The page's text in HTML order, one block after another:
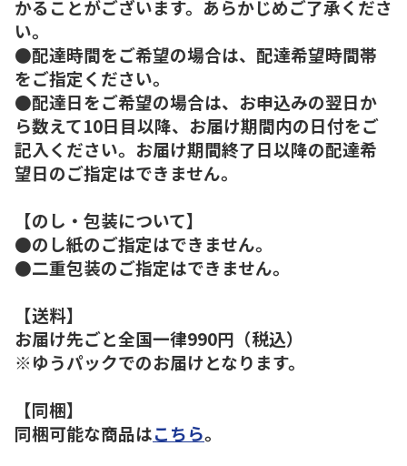
かることがございます。あらかじめご了承くださ
い。
●配達時間をご希望の場合は、配達希望時間帯
をご指定ください。
●配達日をご希望の場合は、お申込みの翌日か
ら数えて10日目以降、お届け期間内の日付をご
記入ください。お届け期間終了日以降の配達希
望日のご指定はできません。
【のし・包装について】
●のし紙のご指定はできません。
●二重包装のご指定はできません。
【送料】
お届け先ごと全国一律990円（税込）
※ゆうパックでのお届けとなります。
【同梱】
同梱可能な商品はこちら。